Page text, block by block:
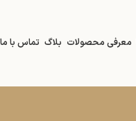
معرفی محصولات بلاگ تماس با ما